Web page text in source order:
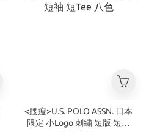
<腰瘦>U.S. POLO ASSN. 日本
限定 小Logo 刺繡 短版 短袖